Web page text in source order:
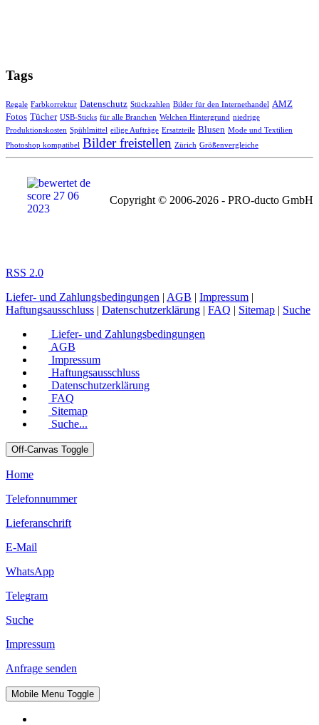
Tags
Regale Farbkorrektur Datenschutz Stückzahlen Bilder für den Internethandel AMZ
Fotos Tücher USB-Sticks für alle Branchen Welchen Hintergrund niedrige
Produktionskosten Spühlmittel eilige Aufträge Ersatzteile Blusen Mode und Textilien
Photoshop kompatibel Bilder freistellen Zürich Größenvergleiche
Copyright © 2006-2026 - PRO-ducto GmbH
RSS 2.0
Liefer- und Zahlungsbedingungen | AGB | Impressum |
Haftungsausschluss | Datenschutzerklärung | FAQ | Sitemap | Suche
Liefer- und Zahlungsbedingungen
AGB
Impressum
Haftungsausschluss
Datenschutzerklärung
FAQ
Sitemap
Suche...
Off-Canvas Toggle
Home
Telefonnummer
Lieferanschrift
E-Mail
WhatsApp
Telegram
Suche
Impressum
Anfrage senden
Mobile Menu Toggle